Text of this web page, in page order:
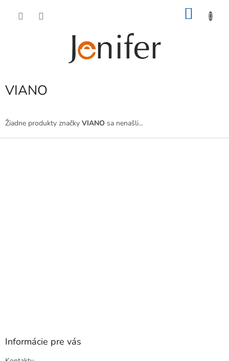
VIANO
Žiadne produkty značky VIANO sa nenašli...
Z
Informácie pre vás